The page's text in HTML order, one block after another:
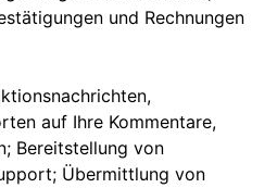
und Rechnungen
auf Ihre Kommentare,
Bereitstellung von
Übermittlung von